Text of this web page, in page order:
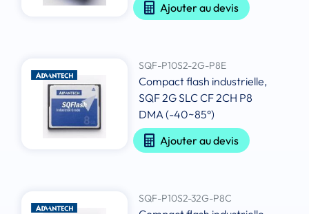
Ajouter au devis
SQF-P10S2-2G-P8E
Compact flash industrielle,
SQF 2G SLC CF 2CH P8
DMA (-40~85°)
Ajouter au devis
SQF-P10S2-32G-P8C